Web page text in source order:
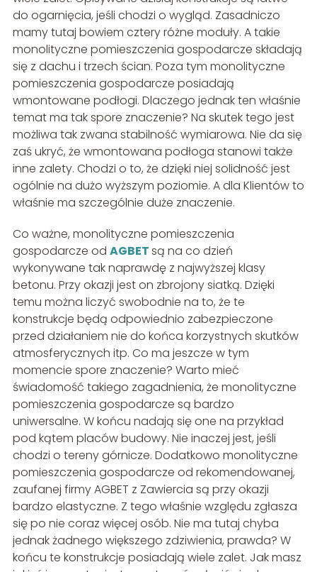
do ogarnięcia, jeśli chodzi o wygląd. Zasadniczo
mamy tutaj bowiem cztery różne moduły. A takie
monolityczne pomieszczenia gospodarcze składają
się z dachu i trzech ścian. Poza tym monolityczne
pomieszczenia gospodarcze posiadają
wmontowane podłogi. Dlaczego jednak ten właśnie
temat ma tak spore znaczenie? Na skutek tego jest
możliwa tak zwana stabilność wymiarowa. Nie da się
zaś ukryć, że wmontowana podłoga stanowi także
inne zalety. Chodzi o to, że dzięki niej solidność jest
ogólnie na dużo wyższym poziomie. A dla Klientów to
właśnie ma szczególnie duże znaczenie.
Co ważne, monolityczne pomieszczenia
gospodarcze od AGBETsą na co dzień
wykonywane tak naprawdę z najwyższej klasy
betonu. Przy okazji jest on zbrojony siatką. Dzięki
temu można liczyć swobodnie na to, że te
konstrukcje będą odpowiednio zabezpieczone
przed działaniem nie do końca korzystnych skutków
atmosferycznych itp. Co ma jeszcze w tym
momencie spore znaczenie? Warto mieć
świadomość takiego zagadnienia, że monolityczne
pomieszczenia gospodarcze są bardzo
uniwersalne. W końcu nadają się one na przykład
pod kątem placów budowy. Nie inaczej jest, jeśli
chodzi o tereny górnicze. Dodatkowo monolityczne
pomieszczenia gospodarcze od rekomendowanej,
zaufanej firmy AGBET z Zawiercia są przy okazji
bardzo elastyczne. Z tego właśnie względu zgłasza
się po nie coraz więcej osób. Nie ma tutaj chyba
jednak żadnego większego zdziwienia, prawda? W
końcu te konstrukcje posiadają wiele zalet. Jak masz